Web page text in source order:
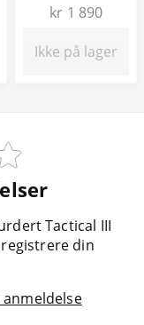
kr 1 890
Ikke på lager
Tactical III
din